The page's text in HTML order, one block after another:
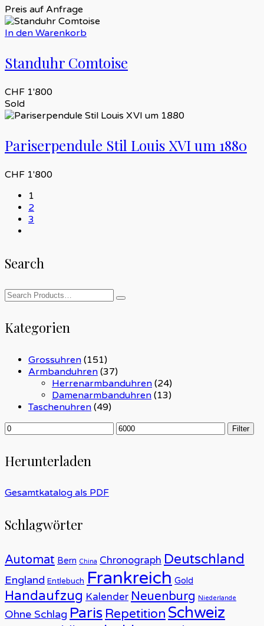
Preis auf Anfrage
In den Warenkorb
Standuhr Comtoise
CHF 1'800
Sold
Pariserpendule Stil Louis XVI um 1880
CHF 1'800
1
2
3
Search
Kategorien
Grossuhren (151)
Armbanduhren (37)
Herrenarmbanduhren (24)
Damenarmbanduhren (13)
Taschenuhren (49)
Min.
Max.
Filter
Herunterladen
Gesamtkatalog als PDF
Schlagwörter
Automat Bern China Chronograph Deutschland
England Entlebuch Frankreich Gold
Handaufzug Kalender Neuenburg Niederlande
Ohne Schlag Paris Repetition Schweiz